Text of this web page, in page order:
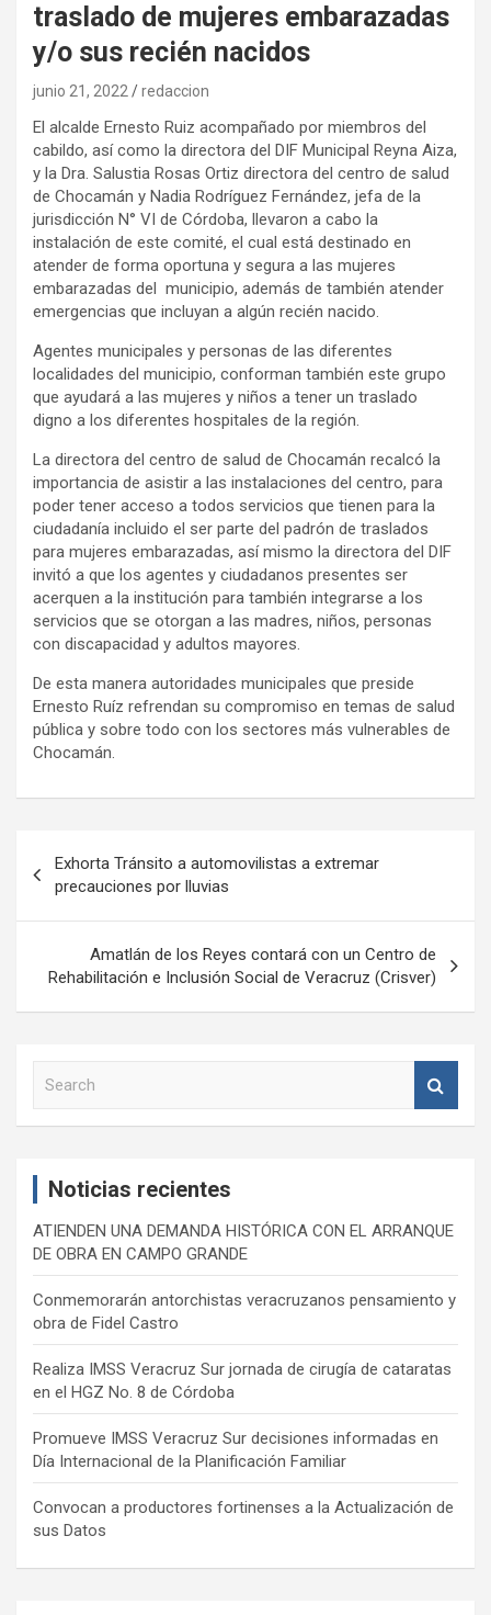
traslado de mujeres embarazadas
y/o sus recién nacidos
junio 21, 2022 redaccion
El alcalde Ernesto Ruiz acompañado por miembros del
cabildo, así como la directora del DIF Municipal Reyna Aiza,
y la Dra. Salustia Rosas Ortiz directora del centro de salud
de Chocamán y Nadia Rodríguez Fernández, jefa de la
jurisdicción N° VI de Córdoba, llevaron a cabo la
instalación de este comité, el cual está destinado en
atender de forma oportuna y segura a las mujeres
embarazadas del municipio, además de también atender
emergencias que incluyan a algún recién nacido.
Agentes municipales y personas de las diferentes
localidades del municipio, conforman también este grupo
que ayudará a las mujeres y niños a tener un traslado
digno a los diferentes hospitales de la región.
La directora del centro de salud de Chocamán recalcó la
importancia de asistir a las instalaciones del centro, para
poder tener acceso a todos servicios que tienen para la
ciudadanía incluido el ser parte del padrón de traslados
para mujeres embarazadas, así mismo la directora del DIF
invitó a que los agentes y ciudadanos presentes ser
acerquen a la institución para también integrarse a los
servicios que se otorgan a las madres, niños, personas
con discapacidad y adultos mayores.
De esta manera autoridades municipales que preside
Ernesto Ruíz refrendan su compromiso en temas de salud
pública y sobre todo con los sectores más vulnerables de
Chocamán.
de
entradas
Exhorta Tránsito a automovilistas a extremar
precauciones por lluvias
Amatlán de los Reyes contará con un Centro de
Rehabilitación e Inclusión Social de Veracruz (Crisver)
Noticias recientes
ATIENDEN UNA DEMANDA HISTÓRICA CON EL ARRANQUE
DE OBRA EN CAMPO GRANDE
Conmemorarán antorchistas veracruzanos pensamiento y
obra de Fidel Castro
Realiza IMSS Veracruz Sur jornada de cirugía de cataratas
en el HGZ No. 8 de Córdoba
Promueve IMSS Veracruz Sur decisiones informadas en
Día Internacional de la Planificación Familiar
Convocan a productores fortinenses a la Actualización de
sus Datos